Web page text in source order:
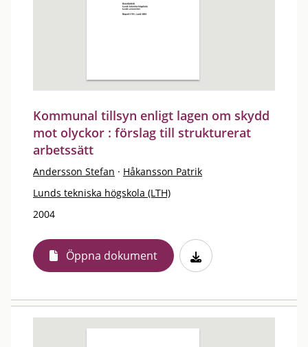
Kommunal tillsyn enligt lagen om skydd
mot olyckor : förslag till strukturerat
arbetssätt
Andersson Stefan · Håkansson Patrik
Lunds tekniska högskola (LTH)
2004
Öppna dokument